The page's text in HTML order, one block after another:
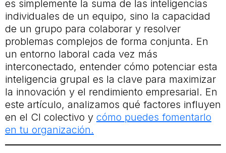
es simplemente la suma de las inteligencias
individuales de un equipo, sino la capacidad
de un grupo para colaborar y resolver
problemas complejos de forma conjunta. En
un entorno laboral cada vez más
interconectado, entender cómo potenciar esta
inteligencia grupal es la clave para maximizar
la innovación y el rendimiento empresarial. En
este artículo, analizamos qué factores influyen
en el CI colectivo y cómo puedes fomentarlo
en tu organización.